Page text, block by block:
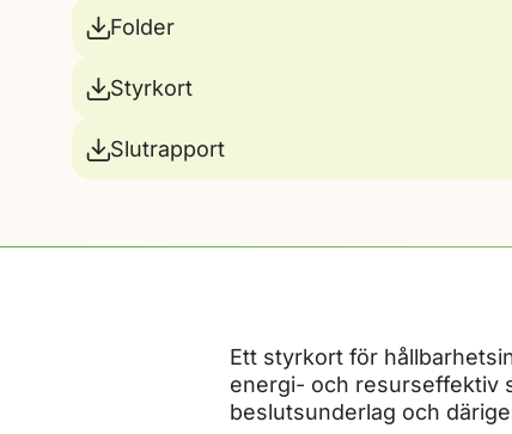
Folder
Styrkort
Slutrapport
Ett styrkort för
energi- och resurseffektiv
beslutsunderlag och